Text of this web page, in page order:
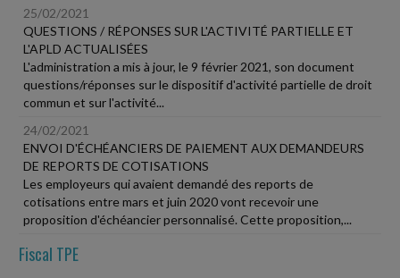
25/02/2021
QUESTIONS / RÉPONSES SUR L'ACTIVITÉ PARTIELLE ET
L'APLD ACTUALISÉES
L'administration a mis à jour, le 9 février 2021, son document
questions/réponses sur le dispositif d'activité partielle de droit
commun et sur l'activité...
24/02/2021
ENVOI D'ÉCHÉANCIERS DE PAIEMENT AUX DEMANDEURS
DE REPORTS DE COTISATIONS
Les employeurs qui avaient demandé des reports de
cotisations entre mars et juin 2020 vont recevoir une
proposition d'échéancier personnalisé. Cette proposition,...
Fiscal TPE